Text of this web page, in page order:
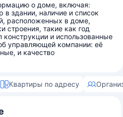
о доме, включая:
в здании, наличие и список
расположенных в доме,
строения, такие как год
конструкции и использованные
управляющей компании: её
и качество
Квартиры по адресу